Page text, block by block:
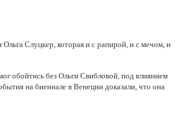
Слуцкер, которая и с рапирой, и с мечом, и
обойтись без Ольги Свибловой, под влиянием
на биеннале в Венеции доказали, что она